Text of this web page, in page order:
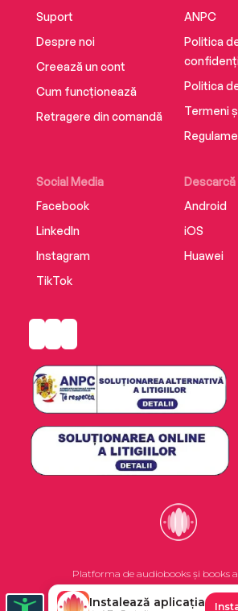
Suport
Despre noi
Creează un cont
Cum funcționează
Retragere din comandă
Social Media
Facebook
LinkedIn
Instagram
TikTok
Android
iOS
Huawei
ANPC
Politica
Politica
Termeni
Platforma de audiobooks și books
Instalează aplicația